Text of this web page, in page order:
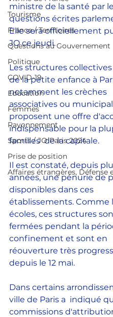
Tourisme
France / Territoires
Questions au Gouvernement
Politique
COVID-19
Education
Femmes
Rayonnement
Sports / JO Paris 2024
Prise de position
Affaires étrangères, Défense
ministre de la santé par
questions écrites
Elle sera officiellement
JO ce jeudi.
Les structures
de la petite enfance à
notamment les crèches
associatives ou
proposent une offre
indispensable pour la
familles  de la capitale.
Il est constaté, depuis
années, une pénurie de
disponibles dans ces
établissements. Comme
écoles, ces structures
fermées pendant la
confinement et sont en
réouverture très
depuis le 12 mai.
Dans certains
ville de Paris a  indiqué
commissions